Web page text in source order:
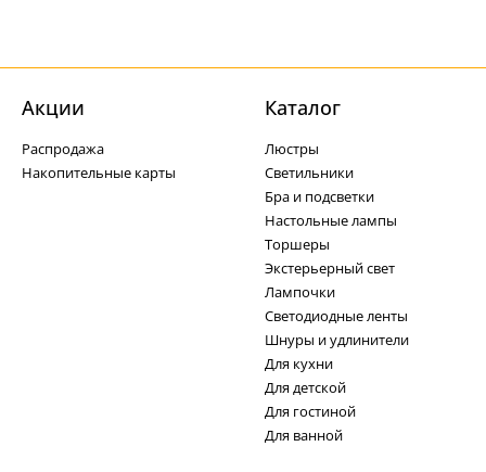
Акции
Распродажа
Накопительные карты
Каталог
Люстры
Светильники
Бра и подсветки
Настольные лампы
Торшеры
Экстерьерный свет
Лампочки
Светодиодные ленты
Шнуры и удлинители
Для кухни
Для детской
Для гостиной
Для ванной